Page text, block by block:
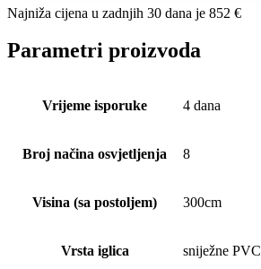
Najniža cijena u zadnjih 30 dana je 852 €
Parametri proizvoda
Vrijeme isporuke 4 dana
Broj načina osvjetljenja 8
Visina (sa postoljem) 300cm
Vrsta iglica sniježne PVC